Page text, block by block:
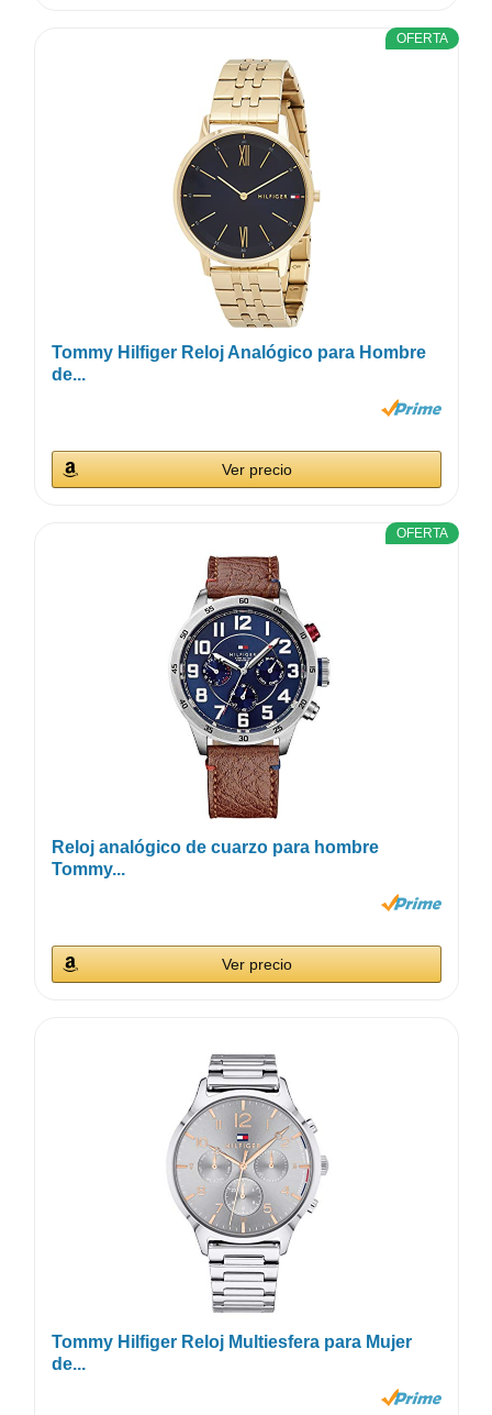
OFERTA
Tommy Hilfiger Reloj Analógico para Hombre
de...
Ver precio
OFERTA
Reloj analógico de cuarzo para hombre
Tommy...
Ver precio
Tommy Hilfiger Reloj Multiesfera para Mujer
de...